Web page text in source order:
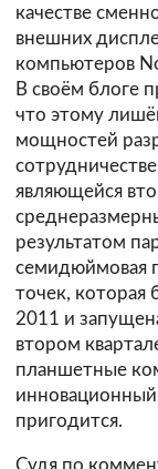
качестве
внешних
компьютеров
В своём блоге
что этому
мощностей
являющейся
результатом
семидюймовая
точек, которая
2011 и
втором
планшетные
инновационный
пригодится.